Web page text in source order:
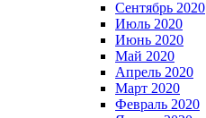
Сентябрь 2020
Июль 2020
Июнь 2020
Май 2020
Апрель 2020
Март 2020
Февраль 2020